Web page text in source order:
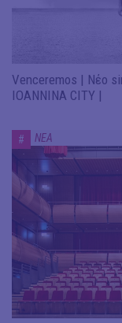
Venceremos | Νέο
IOANNINA CITY |
# ΝΕΑ